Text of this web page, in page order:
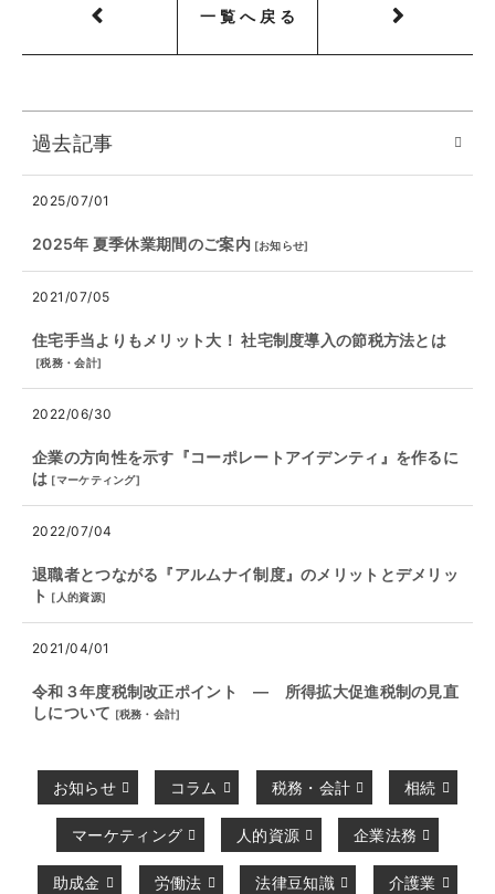
一覧へ戻る
過去記事
2025/07/01
2025年 夏季休業期間のご案内 [お知らせ]
2021/07/05
住宅手当よりもメリット大！ 社宅制度導入の節税方法とは
[税務・会計]
2022/06/30
企業の方向性を示す『コーポレートアイデンティ』を作るに
は [マーケティング]
2022/07/04
退職者とつながる『アルムナイ制度』のメリットとデメリッ
ト [ 人的資源]
2021/04/01
令和３年度税制改正ポイント ― 所得拡大促進税制の見直
しについて [税務・会計]
お知らせ コラム 税務・会計 相続
マーケティング 人的資源 企業法務
助成金 労働法 法律豆知識 介護業